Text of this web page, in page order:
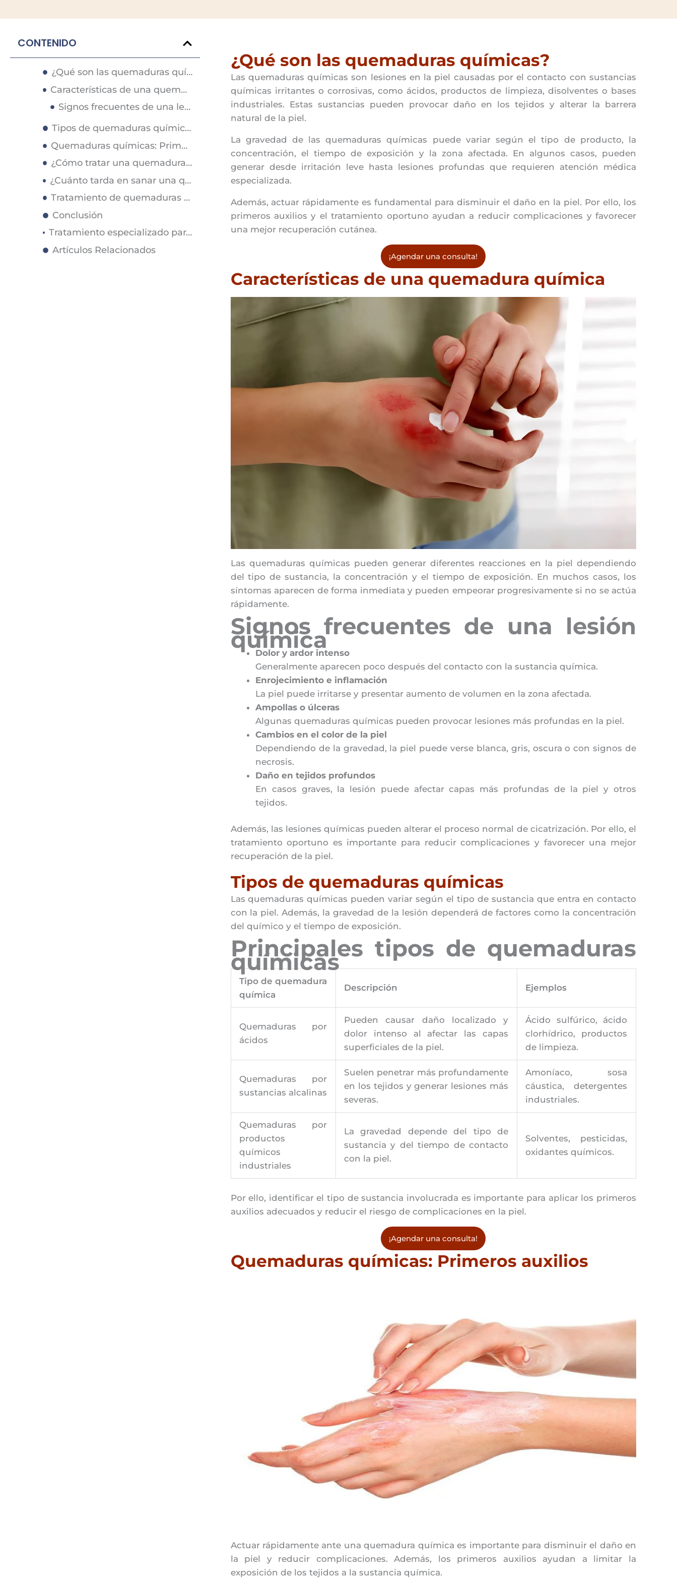
CONTENIDO
¿Qué son las quemaduras químicas?
Características de una quemadura química
Signos frecuentes de una lesión química
Tipos de quemaduras químicas
Quemaduras químicas: Primeros auxilios
¿Cómo tratar una quemadura química?
¿Cuánto tarda en sanar una quemadura química?
Tratamiento de quemaduras químicas
Conclusión
Tratamiento especializado para quemaduras químicas en Skin Medical
Artículos Relacionados
¿Qué son las quemaduras químicas?
Las quemaduras químicas son lesiones en la piel causadas por el contacto con sustancias
químicas irritantes o corrosivas, como ácidos, productos de limpieza, disolventes o bases
industriales. Estas sustancias pueden provocar daño en los tejidos y alterar la barrera
natural de la piel.
La gravedad de las quemaduras químicas puede variar según el tipo de producto, la
concentración, el tiempo de exposición y la zona afectada. En algunos casos, pueden
generar desde irritación leve hasta lesiones profundas que requieren atención médica
especializada.
Además, actuar rápidamente es fundamental para disminuir el daño en la piel. Por ello, los
primeros auxilios y el tratamiento oportuno ayudan a reducir complicaciones y favorecer
una mejor recuperación cutánea.
¡Agendar una consulta!
Características de una quemadura química
Las quemaduras químicas pueden generar diferentes reacciones en la piel dependiendo
del tipo de sustancia, la concentración y el tiempo de exposición. En muchos casos, los
síntomas aparecen de forma inmediata y pueden empeorar progresivamente si no se actúa
rápidamente.
Signos frecuentes de una lesión
química
Dolor y ardor intenso
Generalmente aparecen poco después del contacto con la sustancia química.
Enrojecimiento e inflamación
La piel puede irritarse y presentar aumento de volumen en la zona afectada.
Ampollas o úlceras
Algunas quemaduras químicas pueden provocar lesiones más profundas en la piel.
Cambios en el color de la piel
Dependiendo de la gravedad, la piel puede verse blanca, gris, oscura o con signos de
necrosis.
Daño en tejidos profundos
En casos graves, la lesión puede afectar capas más profundas de la piel y otros
tejidos.
Además, las lesiones químicas pueden alterar el proceso normal de cicatrización. Por ello, el
tratamiento oportuno es importante para reducir complicaciones y favorecer una mejor
recuperación de la piel.
Tipos de quemaduras químicas
Las quemaduras químicas pueden variar según el tipo de sustancia que entra en contacto
con la piel. Además, la gravedad de la lesión dependerá de factores como la concentración
del químico y el tiempo de exposición.
Principales tipos de quemaduras
químicas
Tipo de quemadura
química
Descripción Ejemplos
Quemaduras por
ácidos
Pueden causar daño localizado y
dolor intenso al afectar las capas
superficiales de la piel.
Ácido sulfúrico, ácido
clorhídrico, productos
de limpieza.
Quemaduras por
sustancias alcalinas
Suelen penetrar más profundamente
en los tejidos y generar lesiones más
severas.
Amoníaco, sosa
cáustica, detergentes
industriales.
Quemaduras por
productos
químicos
industriales
La gravedad depende del tipo de
sustancia y del tiempo de contacto
con la piel.
Solventes, pesticidas,
oxidantes químicos.
Por ello, identificar el tipo de sustancia involucrada es importante para aplicar los primeros
auxilios adecuados y reducir el riesgo de complicaciones en la piel.
¡Agendar una consulta!
Quemaduras químicas: Primeros auxilios
Actuar rápidamente ante una quemadura química es importante para disminuir el daño en
la piel y reducir complicaciones. Además, los primeros auxilios ayudan a limitar la
exposición de los tejidos a la sustancia química.